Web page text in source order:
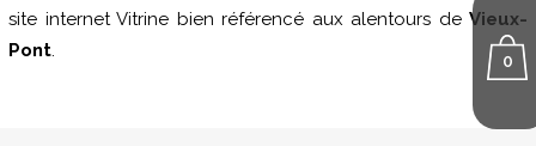
0
site internet Vitrine bien référencé aux alentours de Vieux-
Pont.